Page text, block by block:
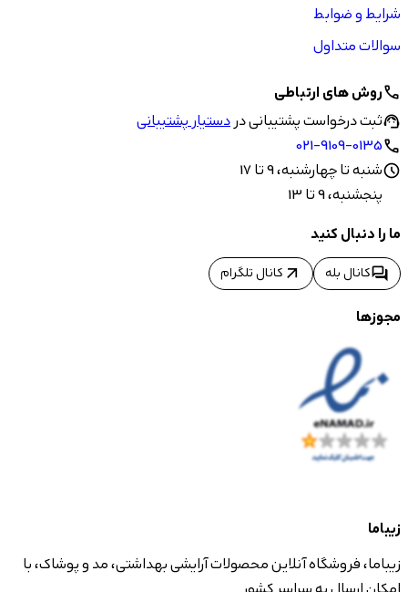
شرایط و ضوابط
سوالات متداول
callروش های ارتباطی
support_agentثبت درخواست پشتیبانی دردستیار پشتیبانی
call
021-9109-0135
scheduleشنبه تا چهارشنبه، 9 تا 17
پنجشنبه، 9 تا 13
ما را دنبال کنید
forumکانال بله arrow_outward کانال تلگرام
مجوزها
زیباما
زیباما، فروشگاه آنلاین محصولات آرایشی بهداشتی، مد و پوشاک، با